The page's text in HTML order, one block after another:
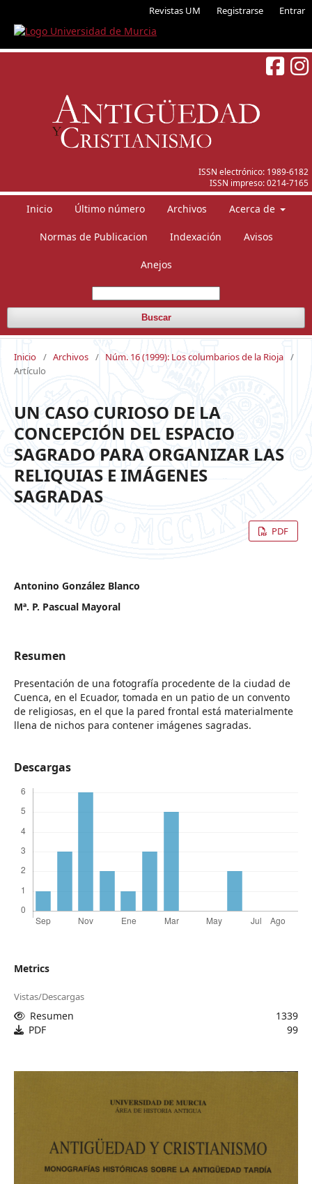
Revistas UM Registrarse Entrar
ISSN electrónico: 1989-6182
ISSN impreso:0214-7165
Inicio Último número Archivos Acerca de
Normas de Publicacion Indexación Avisos
Anejos
Buscar
Inicio / Archivos / Núm. 16 (1999): Los columbarios de la Rioja /
Artículo
UN CASO CURIOSO DE LA
CONCEPCIÓN DEL ESPACIO
SAGRADO PARA ORGANIZAR LAS
RELIQUIAS E IMÁGENES
SAGRADAS
PDF
Antonino González Blanco
Mª. P. Pascual Mayoral
Resumen
Presentación de una fotografía procedente de la ciudad de
Cuenca, en el Ecuador, tomada en un patio de un convento
de religiosas, en el que la pared frontal está materialmente
llena de nichos para contener imágenes sagradas.
Descargas
Metrics
Vistas/Descargas
Resumen
1339
PDF
99